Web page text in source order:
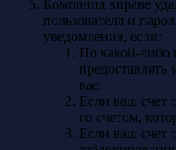
Компания вправе
пользователя и
уведомления, если:
По какой-либо
вас.
Если ваш счет
со счетом,
Если ваш счет